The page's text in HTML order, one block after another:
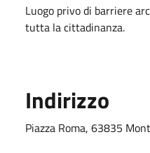
Luogo privo di barriere
tutta la cittadinanza.
Indirizzo
Piazza Roma, 63835